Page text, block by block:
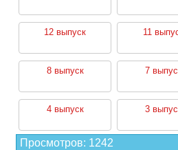
12 выпуск 11
8 выпуск 7
4 выпуск 3
Просмотров: 1242